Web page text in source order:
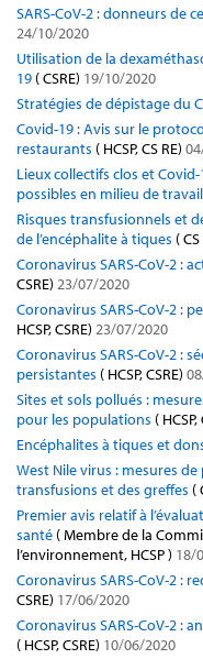
SARS-CoV-2 : donneurs de
24/10/2020
Utilisation de la
19 ( CSRE) 19/10/2020
Stratégies de dépistage du
Covid-19 : Avis sur le
restaurants ( HCSP, CS RE)
Lieux collectifs clos et
possibles en milieu de travail
Risques transfusionnels et
de l’encéphalite à tiques (
Coronavirus SARS-CoV-2 :
CSRE) 23/07/2020
Coronavirus SARS-CoV-2 :
HCSP, CSRE) 23/07/2020
Coronavirus SARS-CoV-2 :
persistantes ( HCSP, CSRE)
Sites et sols pollués :
pour les populations ( HCSP,
Encéphalites à tiques et
West Nile virus : mesures
transfusions et des greffes (
Premier avis relatif à
santé ( Membre de la
l’environnement, HCSP ) 18/
Coronavirus SARS-CoV-2 :
CSRE) 17/06/2020
Coronavirus SARS-CoV-2 :
( HCSP, CSRE) 10/06/2020